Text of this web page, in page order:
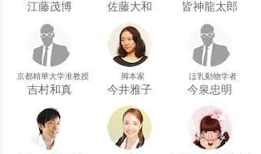
江藤茂博 佐藤大和 皆神龍太郎
京都精華大学准教授
吉村和真
脚本家
今井雅子
ほ乳動物学者
今泉忠明